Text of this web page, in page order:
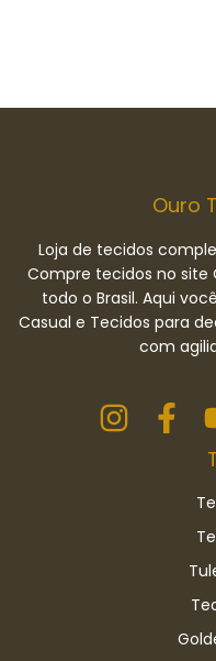
Ouro
Loja de tecidos
Compre tecidos no site
todo o Brasil. Aqui
Casual e Tecidos para
com